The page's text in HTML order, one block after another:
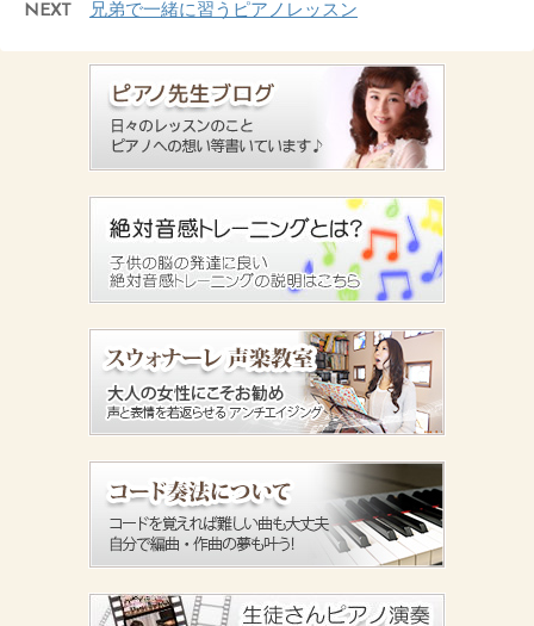
NEXT
兄弟で一緒に習うピアノレッスン